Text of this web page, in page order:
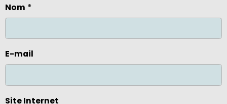
Nom
E-mail
Site Internet